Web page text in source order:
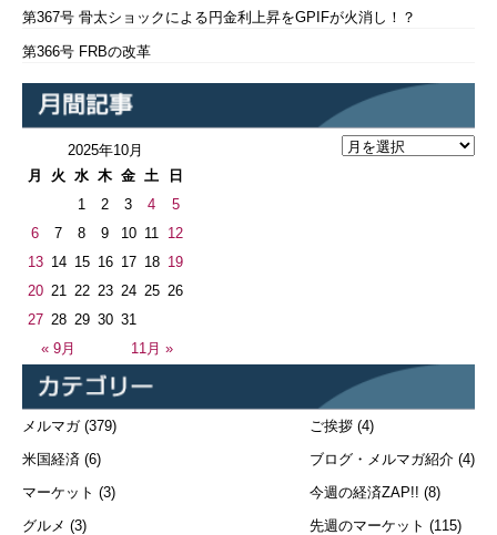
第367号 骨太ショックによる円金利上昇をGPIFが火消し！？
第366号 FRBの改革
2025年10月
月
火 水 木 金 土 日
« 9月 11月 »
1 2 3 4
5
6
7 8 9 10 11 12
13 14 15 16 17 18 19
20 21 22 23 24 25 26
27 28 29 30 31
メルマガ(379)
米国経済 (6)
マーケット (3)
グルメ (3)
ご挨拶 (4)
ブログ・メルマガ紹介 (4)
今週の経済ZAP!! (8)
先週のマーケット (115)